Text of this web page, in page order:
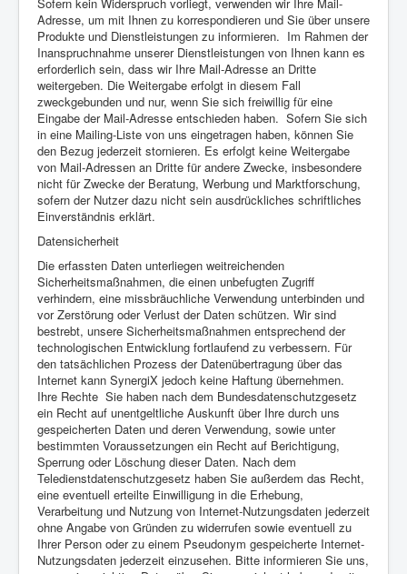
Adresse, um mit Ihnen zu korrespondieren und Sie über unsere
Produkte und Dienstleistungen zu informieren. Im Rahmen der
Inanspruchnahme unserer Dienstleistungen von Ihnen kann es
erforderlich sein, dass wir Ihre Mail-Adresse an Dritte
weitergeben. Die Weitergabe erfolgt in diesem Fall
zweckgebunden und nur, wenn Sie sich freiwillig für eine
Eingabe der Mail-Adresse entschieden haben. Sofern Sie sich
in eine Mailing-Liste von uns eingetragen haben, können Sie
den Bezug jederzeit stornieren. Es erfolgt keine Weitergabe
von Mail-Adressen an Dritte für andere Zwecke, insbesondere
nicht für Zwecke der Beratung, Werbung und Marktforschung,
sofern der Nutzer dazu nicht sein ausdrückliches schriftliches
Einverständnis erklärt.
Datensicherheit
Die erfassten Daten unterliegen weitreichenden
Sicherheitsmaßnahmen, die einen unbefugten Zugriff
verhindern, eine missbräuchliche Verwendung unterbinden und
vor Zerstörung oder Verlust der Daten schützen. Wir sind
bestrebt, unsere Sicherheitsmaßnahmen entsprechend der
technologischen Entwicklung fortlaufend zu verbessern. Für
den tatsächlichen Prozess der Datenübertragung über das
Internet kann SynergiX jedoch keine Haftung übernehmen.
Ihre Rechte Sie haben nach dem Bundesdatenschutzgesetz
ein Recht auf unentgeltliche Auskunft über Ihre durch uns
gespeicherten Daten und deren Verwendung, sowie unter
bestimmten Voraussetzungen ein Recht auf Berichtigung,
Sperrung oder Löschung dieser Daten. Nach dem
Teledienstdatenschutzgesetz haben Sie außerdem das Recht,
eine eventuell erteilte Einwilligung in die Erhebung,
Verarbeitung und Nutzung von Internet-Nutzungsdaten jederzeit
ohne Angabe von Gründen zu widerrufen sowie eventuell zu
Ihrer Person oder zu einem Pseudonym gespeicherte Internet-
Nutzungsdaten jederzeit einzusehen. Bitte informieren Sie uns,